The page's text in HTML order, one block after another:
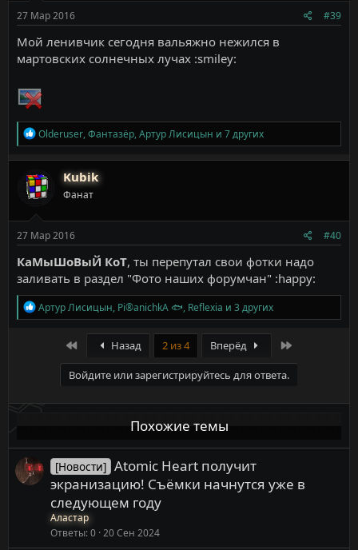
27 Мар 2016 #39
Мой ленивчик сегодня вальяжно нежился в
мартовских солнечных лучах :smiley:
Р
е
а
ц
и
Olderuser,Фантазёр,Артур Лисицын и 7 других
Kubik
Фанат
27 Мар 2016 #40
КаМыШоВыЙ КоТ, ты перепутал свои фотки надо
заливать в раздел "Фото наших форумчан" :happy:
Р
е
Артур Лисицын, Pi®anichkA 🐟, Reflexia и 3 других
Назад 2 из 4 Вперёд
Войдите или зарегистрируйтесь для ответа.
Похожие темы
[Новости] Atomic Heart получит
экранизацию! Съёмки начнутся уже в
следующем году
Аластар
Ответы 0 20 Сен 2024